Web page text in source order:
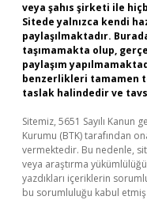
veya şahıs şirketi ile
Sitede yalnızca kendi
paylaşılmaktadır.
taşımamakta olup,
paylaşım
benzerlikleri tamamen
taslak halindedir ve
Sitemiz, 5651 Sayılı
Kurumu (BTK) tarafından
vermektedir. Bu nedenle,
veya araştırma
yazdıkları içeriklerin
bu sorumluluğu kabul etmiş